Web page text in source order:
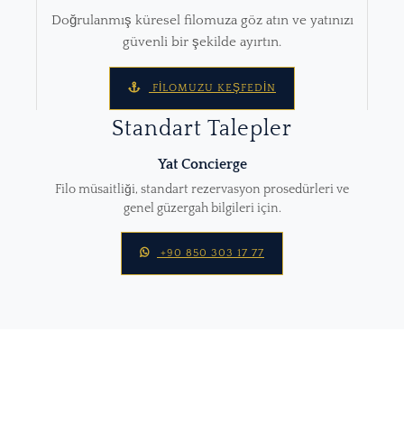
Doğrulanmış küresel filomuza göz atın ve yatınızı
güvenli bir şekilde ayırtın.
FILOMUZU KEŞFEDIN
Standart Talepler
Yat Concierge
Filo müsaitliği, standart rezervasyon prosedürleri ve
genel güzergah bilgileri için.
+90 850 303 17 77